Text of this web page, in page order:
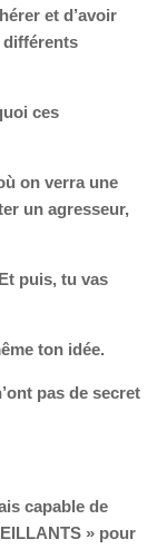
et d’avoir
différents
ces
on verra une
un agresseur,
puis, tu vas
ton idée.
pas de secret
capable de
» pour